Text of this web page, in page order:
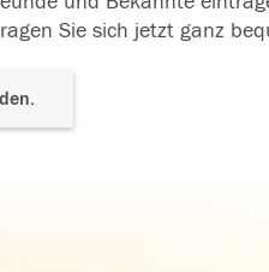
Sie sich jetzt ganz